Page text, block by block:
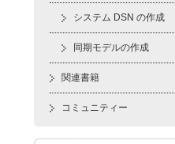
システム DSN の作成
同期モデルの作成
関連書籍
コミュニティー